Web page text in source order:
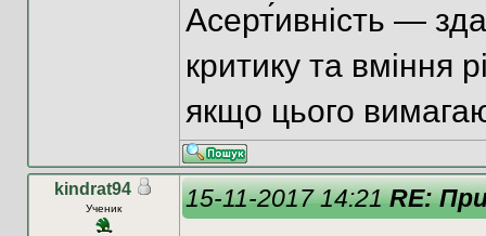
Асерт́ивність —
критику та вміння
якщо цього
kindrat94
Ученик 15-11-2017 14:21RE: